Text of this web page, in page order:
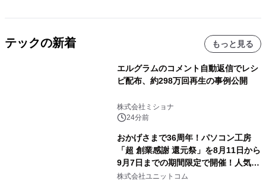
テックの新着 もっと見る
エルグラムのコメント自動返信でレシ
ピ配布、約298万回再生の事例公開
株式会社ミショナ
24分前
おかげさまで36周年！パソコン工房
「超 創業感謝 還元祭」を8月11日から
9月7日までの期間限定で開催！人気の
ゲーミングPCや高性能ノートPCなど
株式会社ユニットコム